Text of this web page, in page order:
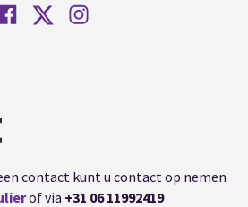
contact kunt u contact op nemen
of via +31 06 11992419